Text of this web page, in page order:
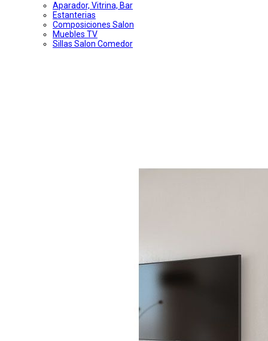
Aparador, Vitrina, Bar
Estanterias
Composiciones Salon
Muebles TV
Sillas Salon Comedor